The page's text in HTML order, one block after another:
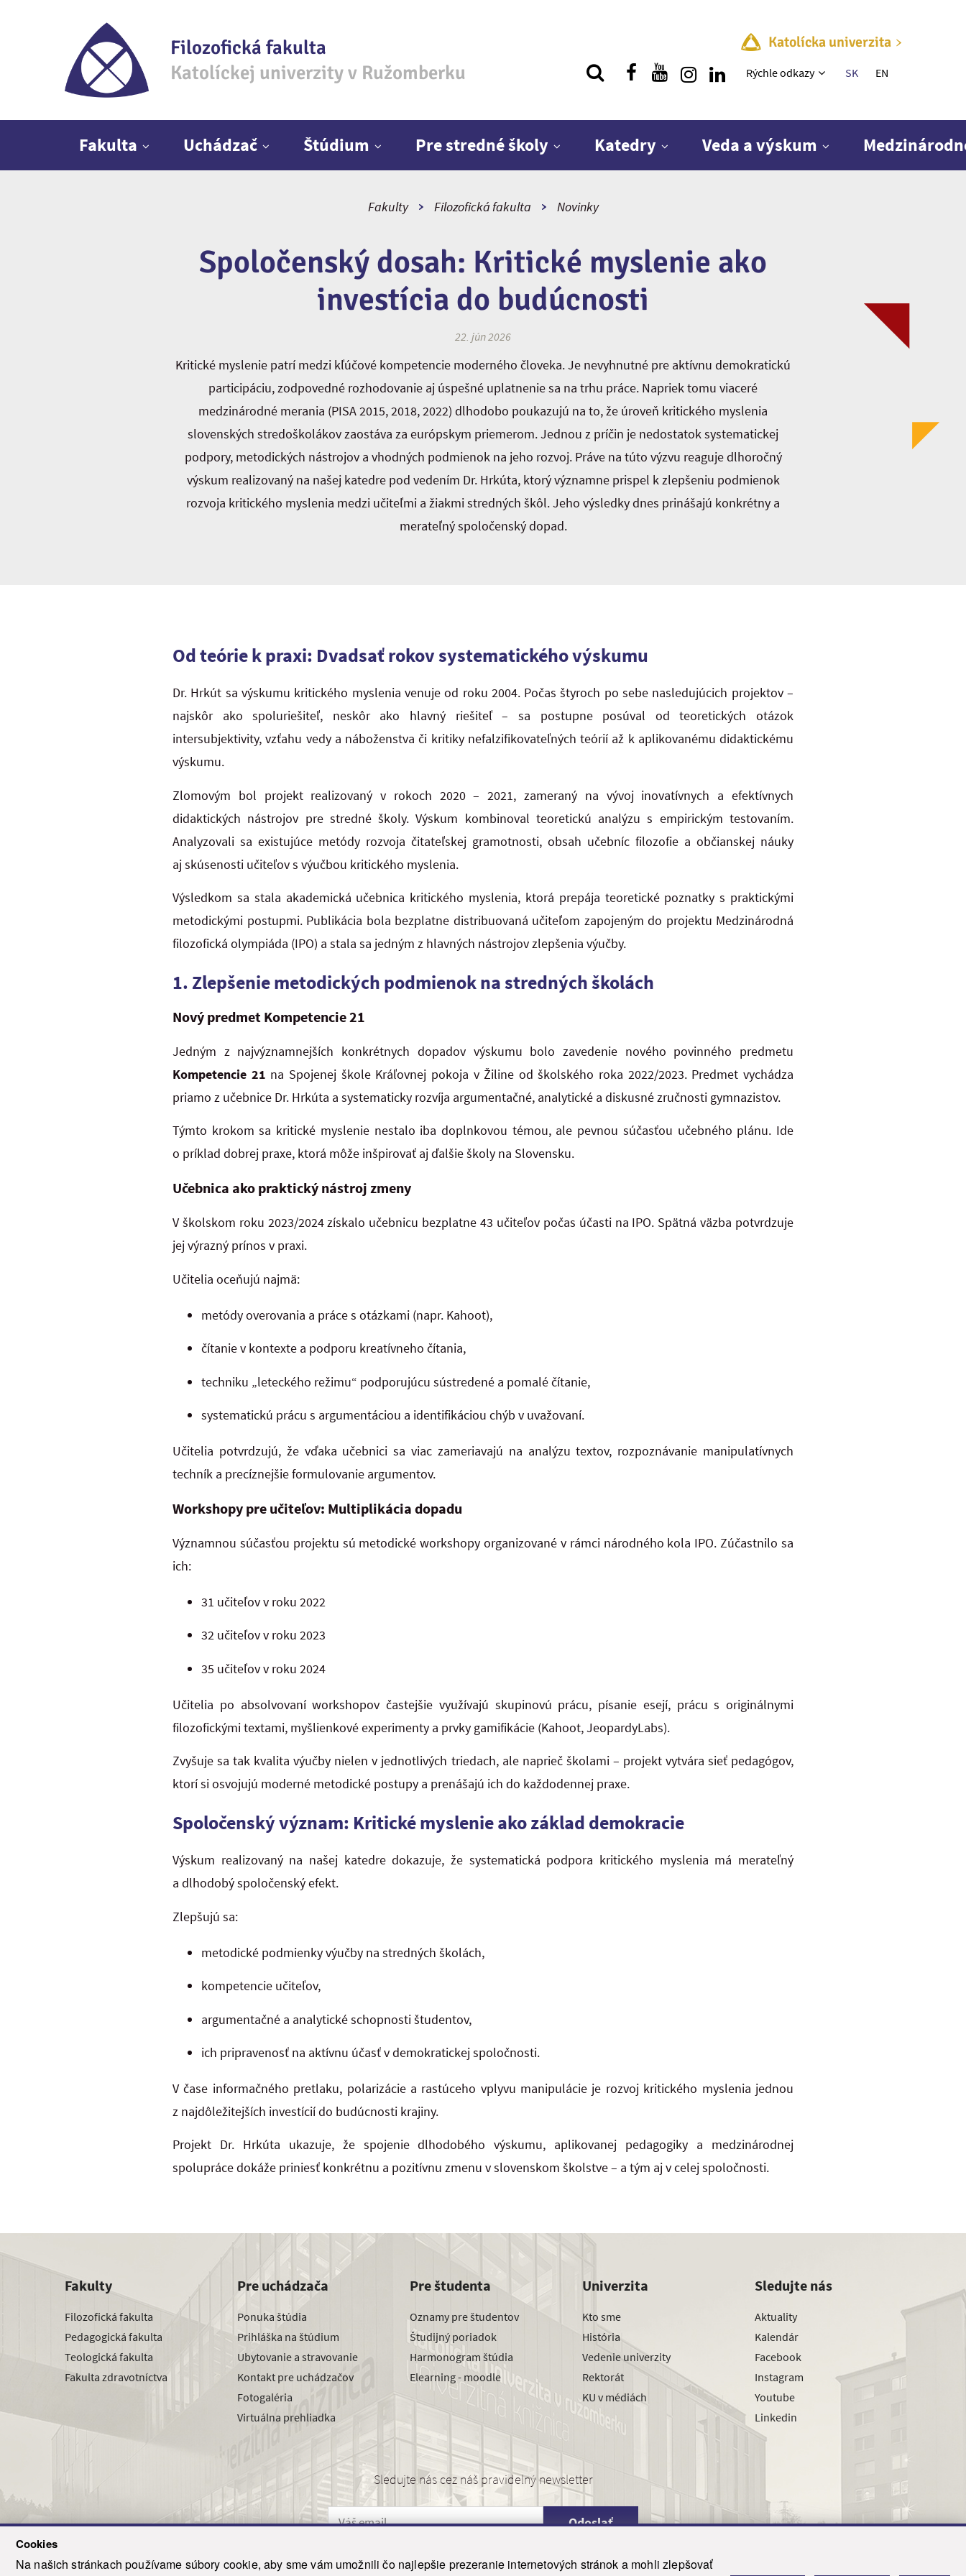
Cookies
Na našich stránkach používame súbory cookie, aby sme vám umožnili čo najlepšie prezeranie internetových stránok a mohli zlepšovať
Filozofická fakulta
Katolíckej univerzity v Ružomberku
Katolícka univerzita
Rýchle menu
Rýchle odkazy SK EN
Fakulta Uchádzač Štúdium Pre stredné školy Katedry Veda a výskum
Fakulty Filozofická fakulta Novinky
Spoločenský dosah: Kritické myslenie ako
investícia do budúcnosti
22. jún 2026
Kritické myslenie patrí medzi kľúčové kompetencie moderného človeka. Je nevyhnutné pre aktívnu demokratickú
participáciu, zodpovedné rozhodovanie aj úspešné uplatnenie sa na trhu práce. Napriek tomu viaceré
medzinárodné merania (PISA 2015, 2018, 2022) dlhodobo poukazujú na to, že úroveň kritického myslenia
slovenských stredoškolákov zaostáva za európskym priemerom. Jednou z príčin je nedostatok systematickej
podpory, metodických nástrojov a vhodných podmienok na jeho rozvoj. Práve na túto výzvu reaguje dlhoročný
výskum realizovaný na našej katedre pod vedením Dr. Hrkúta, ktorý významne prispel k zlepšeniu podmienok
rozvoja kritického myslenia medzi učiteľmi a žiakmi stredných škôl. Jeho výsledky dnes prinášajú konkrétny a
merateľný spoločenský dopad.
Od teórie k praxi: Dvadsať rokov systematického výskumu
Dr. Hrkút sa výskumu kritického myslenia venuje od roku 2004. Počas štyroch po sebe nasledujúcich projektov –
najskôr ako spoluriešiteľ, neskôr ako hlavný riešiteľ – sa postupne posúval od teoretických otázok
intersubjektivity, vzťahu vedy a náboženstva či kritiky nefalzifikovateľných teórií až k aplikovanému didaktickému
výskumu.
Zlomovým bol projekt realizovaný v rokoch 2020 – 2021, zameraný na vývoj inovatívnych a efektívnych
didaktických nástrojov pre stredné školy. Výskum kombinoval teoretickú analýzu s empirickým testovaním.
Analyzovali sa existujúce metódy rozvoja čitateľskej gramotnosti, obsah učebníc filozofie a občianskej náuky
aj skúsenosti učiteľov s výučbou kritického myslenia.
Výsledkom sa stala akademická učebnica kritického myslenia, ktorá prepája teoretické poznatky s praktickými
metodickými postupmi. Publikácia bola bezplatne distribuovaná učiteľom zapojeným do projektu Medzinárodná
filozofická olympiáda (IPO) a stala sa jedným z hlavných nástrojov zlepšenia výučby.
1. Zlepšenie metodických podmienok na stredných školách
Nový predmet Kompetencie 21
Jedným z najvýznamnejších konkrétnych dopadov výskumu bolo zavedenie nového povinného predmetu
Kompetencie 21 na Spojenej škole Kráľovnej pokoja v Žiline od školského roka 2022/2023. Predmet vychádza
priamo z učebnice Dr. Hrkúta a systematicky rozvíja argumentačné, analytické a diskusné zručnosti gymnazistov.
Týmto krokom sa kritické myslenie nestalo iba doplnkovou témou, ale pevnou súčasťou učebného plánu. Ide
o príklad dobrej praxe, ktorá môže inšpirovať aj ďalšie školy na Slovensku.
Učebnica ako praktický nástroj zmeny
V školskom roku 2023/2024 získalo učebnicu bezplatne 43 učiteľov počas účasti na IPO. Spätná väzba potvrdzuje
jej výrazný prínos v praxi.
Učitelia oceňujú najmä:
metódy overovania a práce s otázkami (napr. Kahoot),
čítanie v kontexte a podporu kreatívneho čítania,
techniku „leteckého režimu“ podporujúcu sústredené a pomalé čítanie,
systematickú prácu s argumentáciou a identifikáciou chýb v uvažovaní.
Učitelia potvrdzujú, že vďaka učebnici sa viac zameriavajú na analýzu textov, rozpoznávanie manipulatívnych
techník a precíznejšie formulovanie argumentov.
Workshopy pre učiteľov: Multiplikácia dopadu
Významnou súčasťou projektu sú metodické workshopy organizované v rámci národného kola IPO. Zúčastnilo sa
ich:
31 učiteľov v roku 2022
32 učiteľov v roku 2023
35 učiteľov v roku 2024
Učitelia po absolvovaní workshopov častejšie využívajú skupinovú prácu, písanie esejí, prácu s originálnymi
filozofickými textami, myšlienkové experimenty a prvky gamifikácie (Kahoot, JeopardyLabs).
Zvyšuje sa tak kvalita výučby nielen v jednotlivých triedach, ale naprieč školami – projekt vytvára sieť pedagógov,
ktorí si osvojujú moderné metodické postupy a prenášajú ich do každodennej praxe.
Spoločenský význam: Kritické myslenie ako základ demokracie
Výskum realizovaný na našej katedre dokazuje, že systematická podpora kritického myslenia má merateľný
a dlhodobý spoločenský efekt.
Zlepšujú sa:
metodické podmienky výučby na stredných školách,
kompetencie učiteľov,
argumentačné a analytické schopnosti študentov,
ich pripravenosť na aktívnu účasť v demokratickej spoločnosti.
V čase informačného pretlaku, polarizácie a rastúceho vplyvu manipulácie je rozvoj kritického myslenia jednou
z najdôležitejších investícií do budúcnosti krajiny.
Projekt Dr. Hrkúta ukazuje, že spojenie dlhodobého výskumu, aplikovanej pedagogiky a medzinárodnej
spolupráce dokáže priniesť konkrétnu a pozitívnu zmenu v slovenskom školstve – a tým aj v celej spoločnosti.
Fakulty
Filozofická fakulta
Pedagogická fakulta
Teologická fakulta
Fakulta zdravotníctva
Pre uchádzača
Ponuka štúdia
Prihláška na štúdium
Ubytovanie a stravovanie
Kontakt pre uchádzačov
Fotogaléria
Virtuálna prehliadka
Pre študenta
Oznamy pre študentov
Študijný poriadok
Harmonogram štúdia
Elearning - moodle
Univerzita
Kto sme
História
Vedenie univerzity
Rektorát
KU v médiách
Sledujte nás
Aktuality
Kalendár
Facebook
Instagram
Youtube
Linkedin
Sledujte nás cez náš pravidelný newsletter
Odoslať